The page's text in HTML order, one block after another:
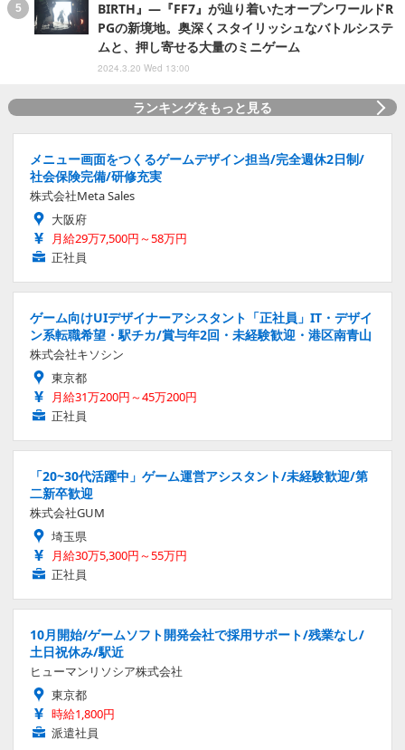
BIRTH』―『FF7』が辿り着いたオープンワールドR
PGの新境地。奥深くスタイリッシュなバトルシステ
ムと、押し寄せる大量のミニゲーム
2024.3.20 Wed 13:00
ランキングをもっと見る
メニュー画面をつくるゲームデザイン担当/完全週休2日制/
社会保険完備/研修充実
株式会社Meta Sales
大阪府
月給29万7,500円～58万円
正社員
ゲーム向けUIデザイナーアシスタント「正社員」IT・デザイ
ン系転職希望・駅チカ/賞与年2回・未経験歓迎・港区南青山
株式会社キソシン
東京都
月給31万200円～45万200円
正社員
「20~30代活躍中」ゲーム運営アシスタント/未経験歓迎/第
二新卒歓迎
株式会社GUM
埼玉県
月給30万5,300円～55万円
正社員
10月開始/ゲームソフト開発会社で採用サポート/残業なし/
土日祝休み/駅近
ヒューマンリソシア株式会社
東京都
時給1,800円
派遣社員